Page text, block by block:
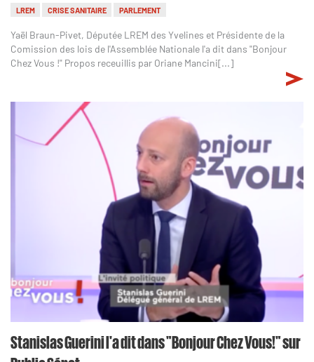
LREM CRISE SANITAIRE PARLEMENT
Yaël Braun-Pivet, Députée LREM des Yvelines et Présidente de la
Comission des lois de l'Assemblée Nationale l'a dit dans "Bonjour
Chez Vous !" Propos receuillis par Oriane Mancini[...]
Stanislas Guerini l'a dit dans "Bonjour Chez Vous!" sur